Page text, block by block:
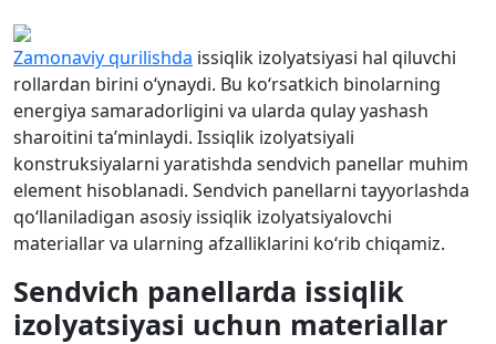
Zamonaviy qurilishda issiqlik izolyatsiyasi hal qiluvchi
rollardan birini o‘ynaydi. Bu ko‘rsatkich binolarning
energiya samaradorligini va ularda qulay yashash
sharoitini ta’minlaydi. Issiqlik izolyatsiyali
konstruksiyalarni yaratishda sendvich panellar muhim
element hisoblanadi. Sendvich panellarni tayyorlashda
qo‘llaniladigan asosiy issiqlik izolyatsiyalovchi
materiallar va ularning afzalliklarini ko‘rib chiqamiz.
Sendvich panellarda issiqlik
izolyatsiyasi uchun materiallar